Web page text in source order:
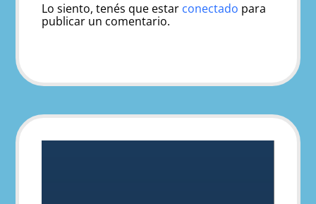
Lo siento, tenés que estar conectado para
publicar un comentario.